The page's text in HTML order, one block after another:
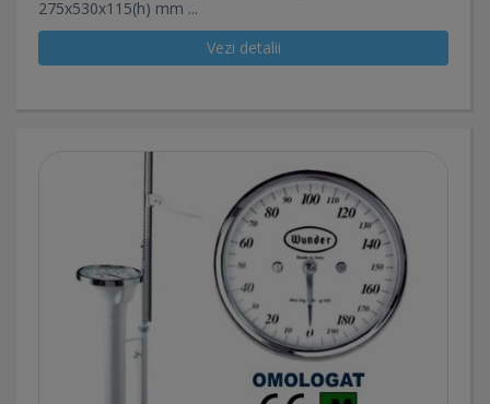
275x530x115(h) mm ...
Vezi detalii